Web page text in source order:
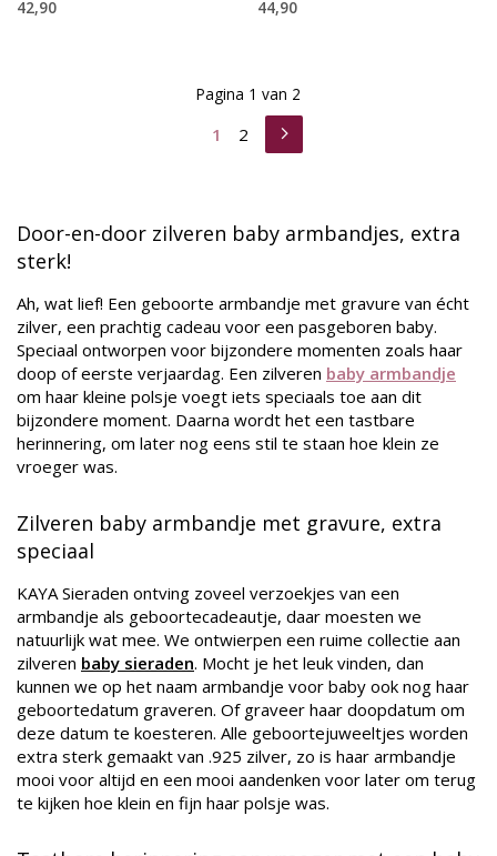
42,90 44,90
1 2
Pagina 1 van 2
Door-en-door zilveren baby armbandjes, extra
sterk!
Ah, wat lief! Een geboorte armbandje met gravure van écht
zilver, een prachtig cadeau voor een pasgeboren baby.
Speciaal ontworpen voor bijzondere momenten zoals haar
doop of eerste verjaardag. Een zilveren baby armbandje
om haar kleine polsje voegt iets speciaals toe aan dit
bijzondere moment. Daarna wordt het een tastbare
herinnering, om later nog eens stil te staan hoe klein ze
vroeger was.
Zilveren baby armbandje met gravure, extra
speciaal
KAYA Sieraden ontving zoveel verzoekjes van een
armbandje als geboortecadeautje, daar moesten we
natuurlijk wat mee. We ontwierpen een ruime collectie aan
zilveren baby sieraden. Mocht je het leuk vinden, dan
kunnen we op het naam armbandje voor baby ook nog haar
geboortedatum graveren. Of graveer haar doopdatum om
deze datum te koesteren. Alle geboortejuweeltjes worden
extra sterk gemaakt van .925 zilver, zo is haar armbandje
mooi voor altijd en een mooi aandenken voor later om terug
te kijken hoe klein en fijn haar polsje was.